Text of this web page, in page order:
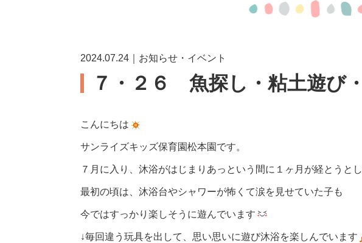
2024.07.24｜お知らせ・イベント
７・２６ 魚探し・粘土遊び
こんにちは
サンライズキッズ保育園松本園です。
７月に入り、沐浴がはじまりあっという間に１ヶ月が経とうと
最初の頃は、沐浴台やシャワーが怖くて涙を見せていた子も
今ではすっかり楽しそうに遊んでいます
↓毎回違う玩具を出して、思い思いに遊び沐浴を楽しんでいます